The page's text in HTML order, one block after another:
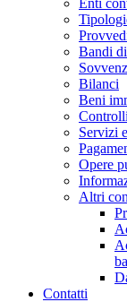
Enti
Bandi
Bilanci
Beni
Servizi
Opere
Altri
Contatti